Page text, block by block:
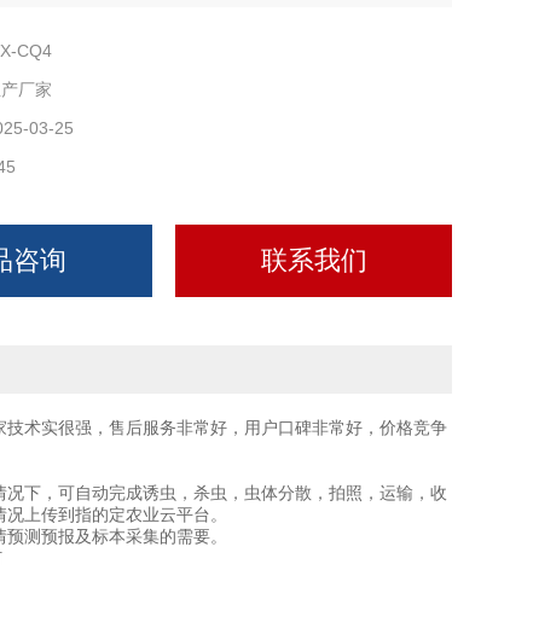
CQ4
厂家
03-25
咨询 联系我们
术实很强，售后服务非常好，用户口碑非常好，价格竞争
下，可自动完成诱虫，杀虫，虫体分散，拍照，运输，收
上传到指的定农业云平台。
测预报及标本采集的需要。